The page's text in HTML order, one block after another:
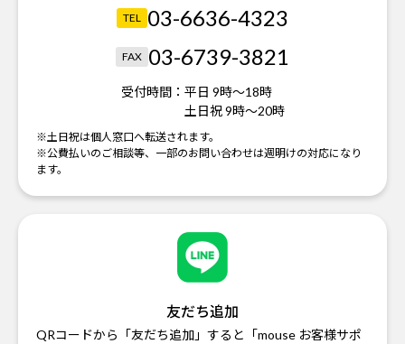
TEL 03-6636-4323
FAX 03-6739-3821
受付時間： 平日 9時～18時
土日祝 9時～20時
※土日祝は個人窓口へ転送されます。
※公費払いのご相談等、一部のお問い合わせは週明けの対応になり
ます。
友だち追加
QRコードから「友だち追加」すると「mouse お客様サポ